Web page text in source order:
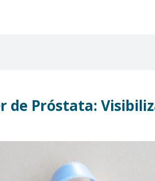
de Próstata: